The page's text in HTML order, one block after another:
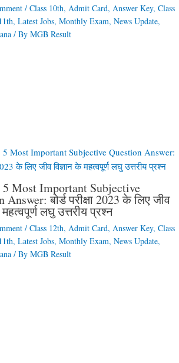
/ Class 10th, Admit Card, Answer Key, Class
, Latest Jobs, Monthly Exam, News Update,
/ By MGB Result
Most Important Subjective
Answer: बोर्ड परीक्षा 2023 के लिए जीव
महत्वपूर्ण लघु उत्तरीय प्रश्न
/ Class 12th, Admit Card, Answer Key, Class
, Latest Jobs, Monthly Exam, News Update,
/ By MGB Result